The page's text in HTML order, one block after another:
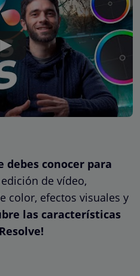
debes conocer para
de vídeo,
color, efectos visuales y
las características